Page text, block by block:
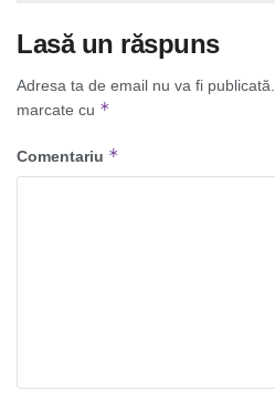
Lasă un răspuns
Adresa ta de email nu va fi publicată.
marcate cu *
Comentariu *